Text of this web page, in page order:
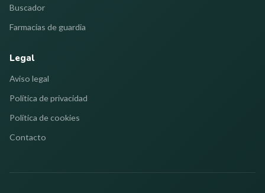
Buscador
Farmacias de guardia
Legal
Aviso legal
Política de privacidad
Política de cookies
Contacto